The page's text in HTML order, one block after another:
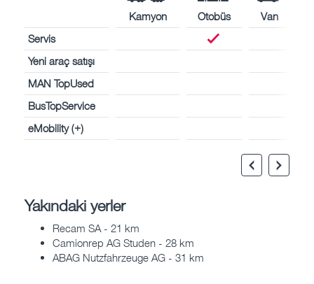
Kamyon Otobüs
Van
Servis
Yeni araç satışı
MAN TopUsed
BusTopService
eMobility (+)
Yakındaki yerler
Recam SA - 21 km
Camionrep AG Studen - 28 km
ABAG Nutzfahrzeuge AG - 31 km